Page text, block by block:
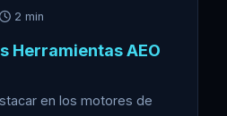
2 min
Herramientas AEO
en los motores de